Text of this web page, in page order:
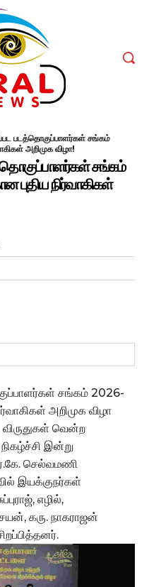
படத்தொகுப்பாளர்கள் சங்கம்
அறிமுக விழா!
சங்கம்
நிர்வாகிகள்
சங்கம் 2026-
அறிமுக விழா
விருதுகள் வென்ற
நிகழ்ச்சி இன்று
செல்வமணி
இயக்குநர்கள்
எழில்,
கரு. நாகராஜன்